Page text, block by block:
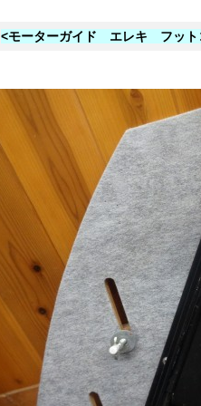
<モーターガイド エレキ フット